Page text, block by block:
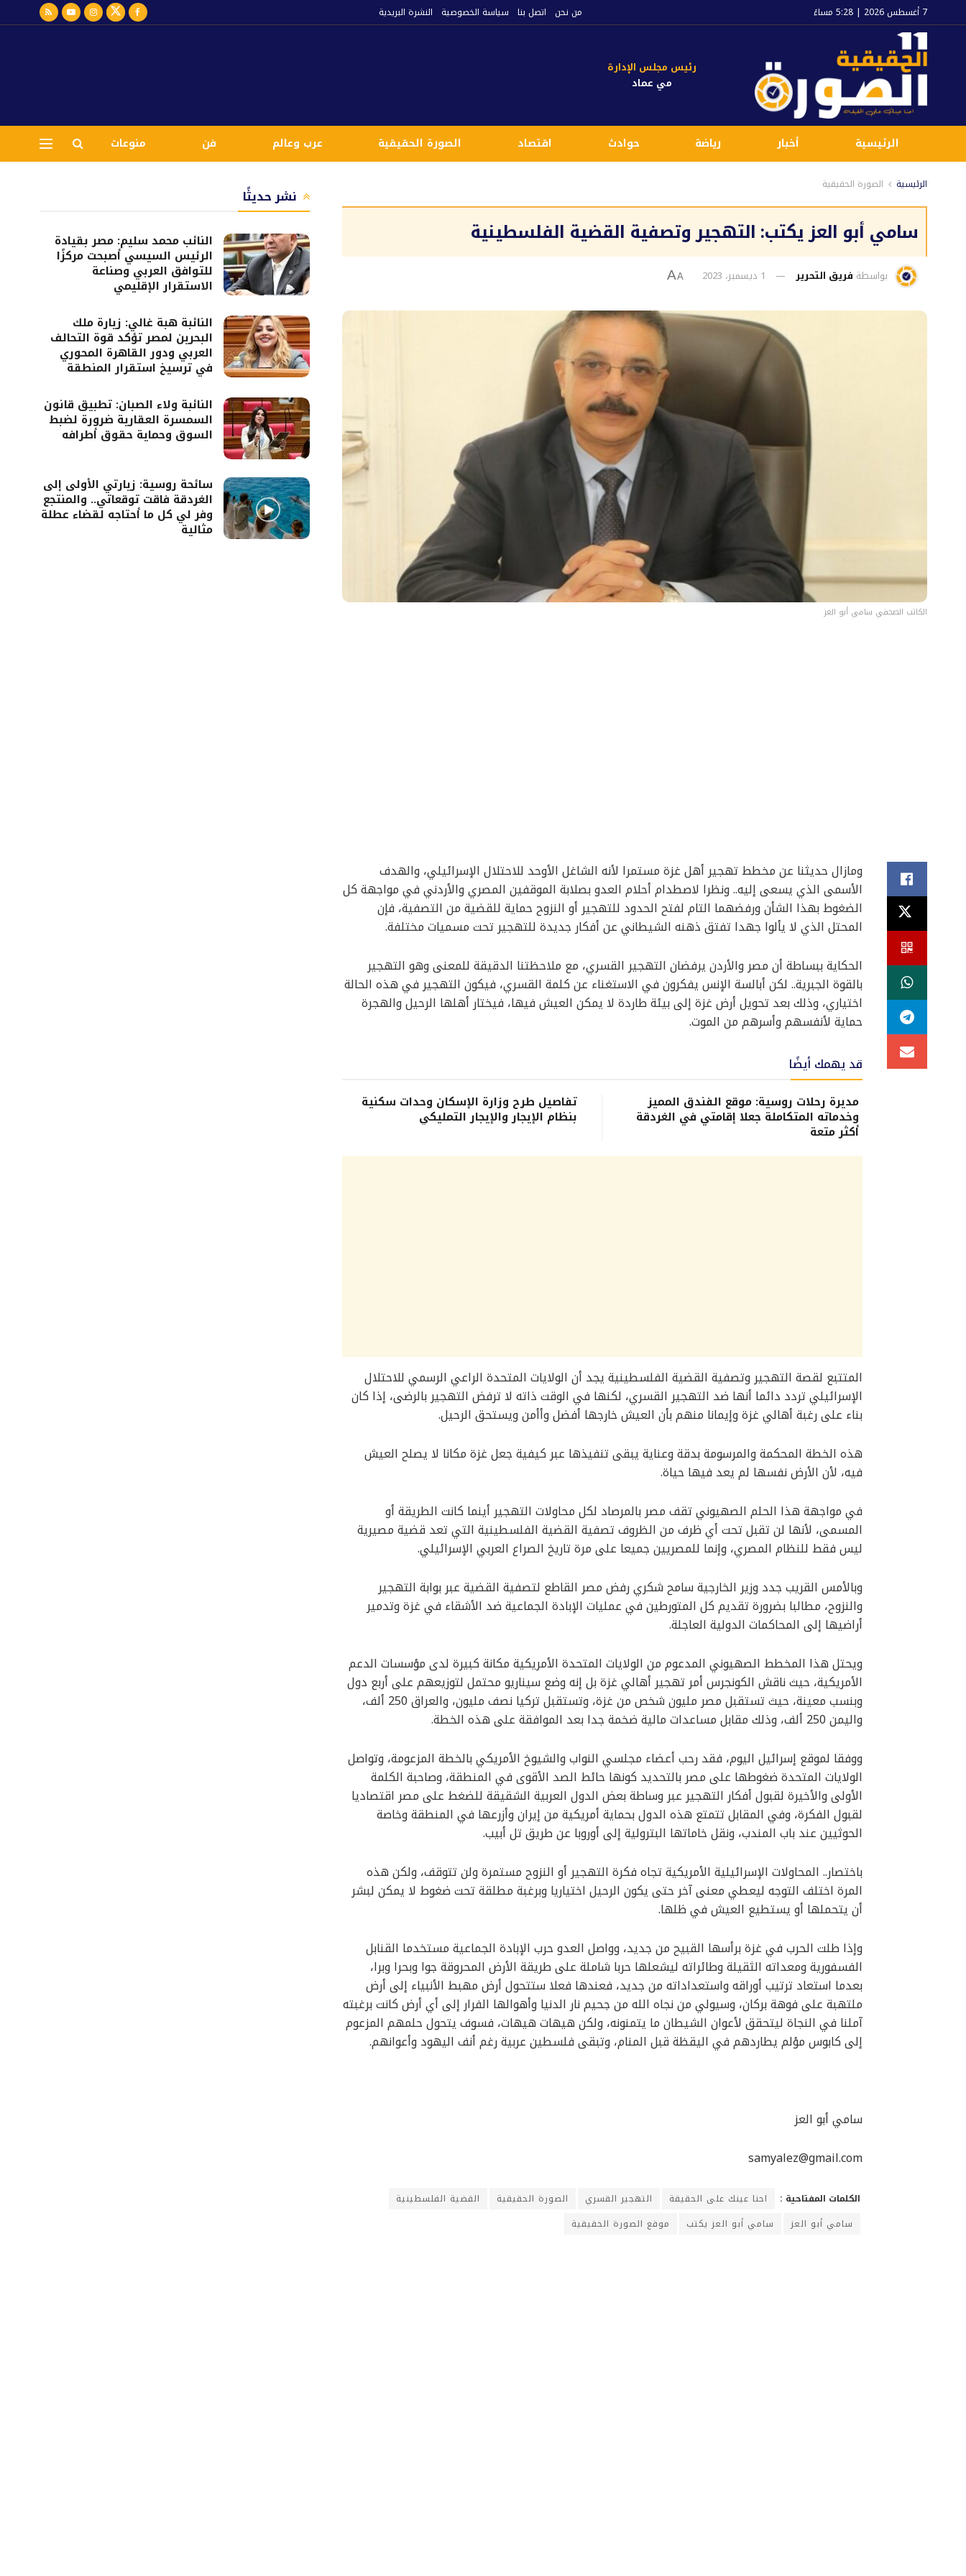
7 أغسطس 2026 | 5:28 مساءً من نحن اتصل بنا سياسة الخصوصية النشرة البريدية
رئيس مجلس الإدارة
مي عماد
الرئيسية أخبار رياضة حوادث اقتصاد الصورة الحقيقية عرب وعالم فن منوعات
الرئيسية الصورة الحقيقية
سامي أبو العز يكتب: التهجير وتصفية القضية الفلسطينية
بواسطة فريق التحرير 1 ديسمبر، 2023 A
A
الكاتب الصحفي سامي أبو العز
ومازال حديثنا عن مخطط تهجير أهل غزة مستمرا لأنه الشاغل الأوحد للاحتلال الإسرائيلي، والهدف
الأسمى الذي يسعى إليه.. ونظرا لاصطدام أحلام العدو بصلابة الموقفين المصري والأردني في مواجهة كل
الضغوط بهذا الشأن ورفضهما التام لفتح الحدود للتهجير أو النزوح حماية للقضية من التصفية، فإن
المحتل الذي لا يألوا جهدا تفتق ذهنه الشيطاني عن أفكار جديدة للتهجير تحت مسميات مختلفة.
الحكاية ببساطة أن مصر والأردن يرفضان التهجير القسري، مع ملاحظتنا الدقيقة للمعنى وهو التهجير
بالقوة الجبرية.. لكن أبالسة الإنس يفكرون في الاستغناء عن كلمة القسري، فيكون التهجير في هذه الحالة
اختياري، وذلك بعد تحويل أرض غزة إلى بيئة طاردة لا يمكن العيش فيها، فيختار أهلها الرحيل والهجرة
حماية لأنفسهم وأسرهم من الموت.
قد يهمك أيضًا
مديرة رحلات روسية: موقع الفندق المميز
وخدماته المتكاملة جعلا إقامتي في الغردقة
أكثر متعة
تفاصيل طرح وزارة الإسكان وحدات سكنية
بنظام الإيجار والإيجار التمليكي
المتتبع لقصة التهجير وتصفية القضية الفلسطينية يجد أن الولايات المتحدة الراعي الرسمي للاحتلال
الإسرائيلي تردد دائما أنها ضد التهجير القسري، لكنها في الوقت ذاته لا ترفض التهجير بالرضى، إذا كان
بناء على رغبة أهالي غزة وإيمانا منهم بأن العيش خارجها أفضل وأأمن ويستحق الرحيل.
هذه الخطة المحكمة والمرسومة بدقة وعناية يبقى تنفيذها عبر كيفية جعل غزة مكانا لا يصلح العيش
فيه، لأن الأرض نفسها لم يعد فيها حياة.
في مواجهة هذا الحلم الصهيوني تقف مصر بالمرصاد لكل محاولات التهجير أينما كانت الطريقة أو
المسمى، لأنها لن تقبل تحت أي ظرف من الظروف تصفية القضية الفلسطينية التي تعد قضية مصيرية
ليس فقط للنظام المصري، وإنما للمصريين جميعا على مرة تاريخ الصراع العربي الإسرائيلي.
وبالأمس القريب جدد وزير الخارجية سامح شكري رفض مصر القاطع لتصفية القضية عبر بوابة التهجير
والنزوح، مطالبا بضرورة تقديم كل المتورطين في عمليات الإبادة الجماعية ضد الأشقاء في غزة وتدمير
أراضيها إلى المحاكمات الدولية العاجلة.
ويحتل هذا المخطط الصهيوني المدعوم من الولايات المتحدة الأمريكية مكانة كبيرة لدى مؤسسات الدعم
الأمريكية، حيث ناقش الكونجرس أمر تهجير أهالي غزة بل إنه وضع سيناريو محتمل لتوزيعهم على أربع دول
وبنسب معينة، حيث تستقبل مصر مليون شخص من غزة، وتستقبل تركيا نصف مليون، والعراق 250 ألف،
واليمن 250 ألف، وذلك مقابل مساعدات مالية ضخمة جدا بعد الموافقة على هذه الخطة.
ووفقا لموقع إسرائيل اليوم، فقد رحب أعضاء مجلسي النواب والشيوخ الأمريكي بالخطة المزعومة، وتواصل
الولايات المتحدة ضغوطها على مصر بالتحديد كونها حائط الصد الأقوى في المنطقة، وصاحبة الكلمة
الأولى والأخيرة لقبول أفكار التهجير عبر وساطة بعض الدول العربية الشقيقة للضغط على مصر اقتصاديا
لقبول الفكرة، وفي المقابل تتمتع هذه الدول بحماية أمريكية من إيران وأزرعها في المنطقة وخاصة
الحوثيين عند باب المندب، ونقل خاماتها البترولية إلى أوروبا عن طريق تل أبيب.
باختصار.. المحاولات الإسرائيلية الأمريكية تجاه فكرة التهجير أو النزوح مستمرة ولن تتوقف، ولكن هذه
المرة اختلف التوجه ليعطي معنى آخر حتى يكون الرحيل اختياريا وبرغبة مطلقة تحت ضغوط لا يمكن لبشر
أن يتحملها أو يستطيع العيش في ظلها.
وإذا طلت الحرب في غزة برأسها القبيح من جديد، وواصل العدو حرب الإبادة الجماعية مستخدما القنابل
الفسفورية ومعداته الثقيلة وطائراته ليشعلها حربا شاملة على طريقة الأرض المحروقة جوا وبحرا وبرا،
بعدما استعاد ترتيب أوراقه واستعداداته من جديد، فعندها فعلا ستتحول أرض مهبط الأنبياء إلى أرض
ملتهبة على فوهة بركان، وسيولي من نجاه الله من جحيم نار الدنيا وأهوالها الفرار إلى أي أرض كانت برغبته
آملنا في النجاة ليتحقق لأعوان الشيطان ما يتمنونه، ولكن هيهات هيهات، فسوف يتحول حلمهم المزعوم
إلى كابوس مؤلم يطاردهم في اليقظة قبل المنام، وتبقى فلسطين عربية رغم أنف اليهود وأعوانهم.
سامي أبو العز
samyalez@gmail.com
الكلمات المفتاحية : احنا عينك على الحقيقة التهجير القسري الصورة الحقيقية
القضية الفلسطينية
سامي أبو العز
سامي أبو العز يكتب موقع الصورة الحقيقية
نشر حديثًا
النائب محمد سليم: مصر بقيادة
الرئيس السيسي أصبحت مركزًا
للتوافق العربي وصناعة
الاستقرار الإقليمي
النائبة هبة غالي: زيارة ملك
البحرين لمصر تؤكد قوة التحالف
العربي ودور القاهرة المحوري
في ترسيخ استقرار المنطقة
النائبة ولاء الصبان: تطبيق قانون
السمسرة العقارية ضرورة لضبط
السوق وحماية حقوق أطرافه
سائحة روسية: زيارتي الأولى إلى
الغردقة فاقت توقعاتي.. والمنتجع
وفر لي كل ما أحتاجه لقضاء عطلة
مثالية